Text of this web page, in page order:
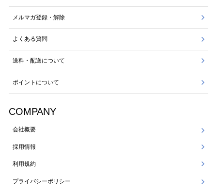
メルマガ登録・解除
よくある質問
送料・配送について
ポイントについて
COMPANY
会社概要
採用情報
利用規約
プライバシーポリシー